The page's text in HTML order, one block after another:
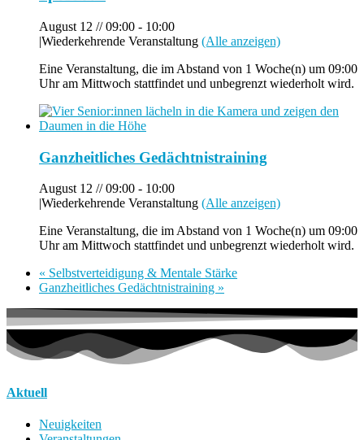
August 12 // 09:00 - 10:00
|Wiederkehrende Veranstaltung (Alle anzeigen)
Eine Veranstaltung, die im Abstand von 1 Woche(n) um 09:00
Uhr am Mittwoch stattfindet und unbegrenzt wiederholt wird.
Ganzheitliches Gedächtnistraining
August 12 // 09:00 - 10:00
|Wiederkehrende Veranstaltung (Alle anzeigen)
Eine Veranstaltung, die im Abstand von 1 Woche(n) um 09:00
Uhr am Mittwoch stattfindet und unbegrenzt wiederholt wird.
« Selbstverteidigung & Mentale Stärke
Ganzheitliches Gedächtnistraining »
Aktuell
Neuigkeiten